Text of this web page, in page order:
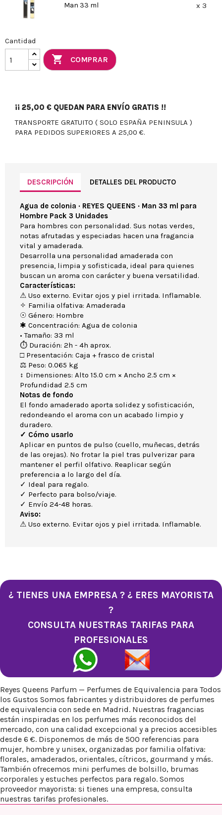
Man 33 ml x 3
Cantidad
 COMPRAR
¡¡ 25,00 € QUEDAN PARA ENVÍO GRATIS !!
TRANSPORTE GRATUITO ( SOLO ESPAÑA PENINSULA )
PARA PEDIDOS SUPERIORES A 25,00 €.
DESCRIPCIÓN DETALLES DEL PRODUCTO
Agua de colonia · REYES QUEENS · Man 33 ml para
Hombre Pack 3 Unidades
Para hombres con personalidad. Sus notas verdes,
notas afrutadas y especiadas hacen una fragancia
vital y amaderada.
Desarrolla una personalidad amaderada con
presencia, limpia y sofisticada, ideal para quienes
buscan un aroma con carácter y buena versatilidad.
Características:
⚠ Uso externo. Evitar ojos y piel irritada. Inflamable.
✧ Familia olfativa: Amaderada
☉ Género: Hombre
✱ Concentración: Agua de colonia
• Tamaño: 33 ml
⏱ Duración: 2h - 4h aprox.
□ Presentación: Caja + frasco de cristal
⚖ Peso: 0.065 kg
↕ Dimensiones: Alto 15.0 cm × Ancho 2.5 cm ×
Profundidad 2.5 cm
Notas de fondo
El fondo amaderado aporta solidez y sofisticación,
redondeando el aroma con un acabado limpio y
duradero.
✓ Cómo usarlo
Aplicar en puntos de pulso (cuello, muñecas, detrás
de las orejas). No frotar la piel tras pulverizar para
mantener el perfil olfativo. Reaplicar según
preferencia a lo largo del día.
✓ Ideal para regalo.
✓ Perfecto para bolso/viaje.
✓ Envío 24-48 horas.
Aviso:
⚠ Uso externo. Evitar ojos y piel irritada. Inflamable.
¿ TIENES UNA EMPRESA ? ¿ ERES MAYORISTA
?
CONSULTA NUESTRAS TARIFAS PARA
PROFESIONALES
Reyes Queens Parfum — Perfumes de Equivalencia para Todos
los Gustos Somos fabricantes y distribuidores de perfumes
de equivalencia con sede en Madrid. Nuestras fragancias
están inspiradas en los perfumes más reconocidos del
mercado, con una calidad excepcional y a precios accesibles
desde 6 €. Disponemos de más de 500 referencias para
mujer, hombre y unisex, organizadas por familia olfativa:
florales, amaderados, orientales, cítricos, gourmand y más.
También ofrecemos mini perfumes de bolsillo, brumas
corporales y estuches perfectos para regalo. Somos
proveedor mayorista: si tienes una empresa, consulta
nuestras tarifas profesionales.